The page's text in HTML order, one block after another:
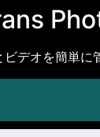
ビデオを簡単に